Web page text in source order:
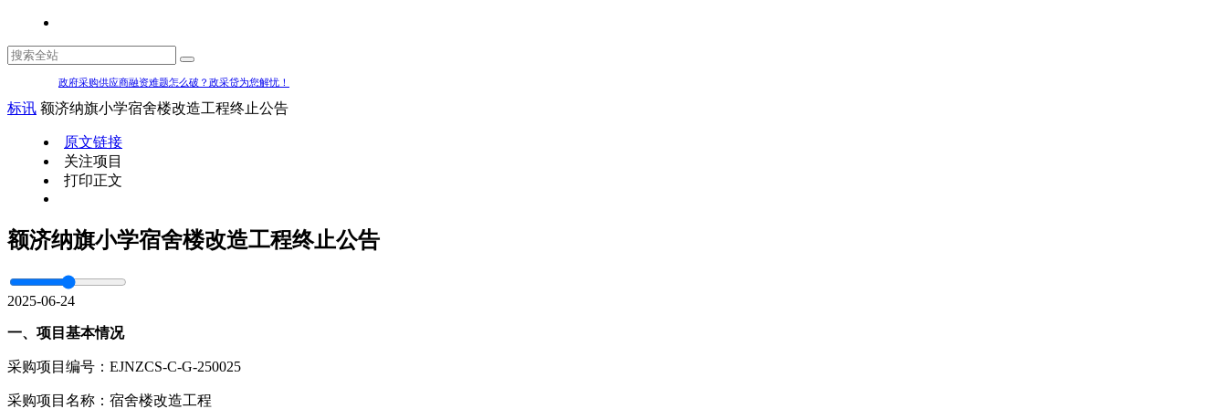
政府采购供应商融资难题怎么破？政采贷为您解忧！
标讯 额济纳旗小学宿舍楼改造工程终止公告
原文链接
关注项目
打印正文
额济纳旗小学宿舍楼改造工程终止公告
2025-06-24
一、项目基本情况
采购项目编号：EJNZCS-C-G-250025
采购项目名称：宿舍楼改造工程